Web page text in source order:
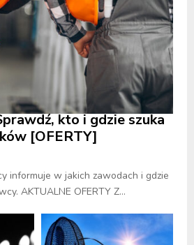
kto i gdzie szuka
[OFERTY]
informuje w jakich zawodach i gdzie
AKTUALNE OFERTY Z...